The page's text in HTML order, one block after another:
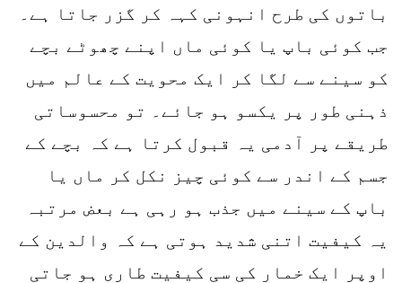
باتوں کی طرح انہونی کہہ کر گزر جاتا ہے۔
جب کوئی باپ یا کوئی ماں اپنے چھوٹے بچے
کو سینے سے لگا کر ایک محویت کے عالم میں
ذہنی طور پر یکسو ہو جائے۔ تو محسوساتی
طریقے پر آدمی یہ قبول کرتا ہے کہ بچے کے
جسم کے اندر سے کوئی چیز نکل کر ماں یا
باپ کے سینے میں جذب ہو رہی ہے بعض مرتبہ
یہ کیفیت اتنی شدید ہوتی ہے کہ والدین کے
اوپر ایک خمار کی سی کیفیت طاری ہو جاتی